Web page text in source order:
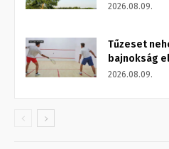
2026.08.09.
Tűzeset
bajnokság
2026.08.09.